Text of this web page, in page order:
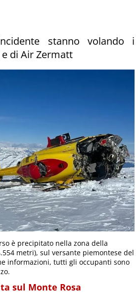
stanno volando i
di Air Zermatt
è precipitato nella zona della
metri), sul versante piemontese del
informazioni, tutti gli occupanti sono
sul Monte Rosa